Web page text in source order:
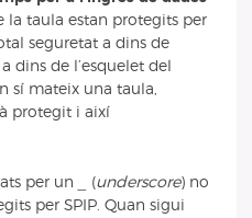
la taula estan protegits per
seguretat a dins de
a dins de l’esquelet del
sí mateix una taula,
protegit i així
per un (underscore) no
per SPIP. Quan sigui